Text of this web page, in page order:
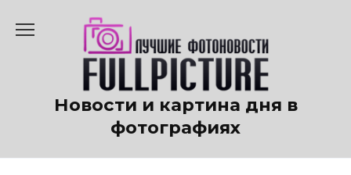
содержанию
Новости и картина дня в
фотографиях